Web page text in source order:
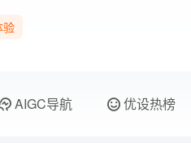
验
AIGC导航 优设热榜